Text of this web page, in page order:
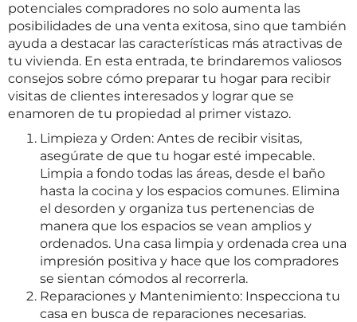
potenciales compradores no solo aumenta las
posibilidades de una venta exitosa, sino que también
ayuda a destacar las características más atractivas de
tu vivienda. En esta entrada, te brindaremos valiosos
consejos sobre cómo preparar tu hogar para recibir
visitas de clientes interesados y lograr que se
enamoren de tu propiedad al primer vistazo.
Limpieza y Orden: Antes de recibir visitas,
asegúrate de que tu hogar esté impecable.
Limpia a fondo todas las áreas, desde el baño
hasta la cocina y los espacios comunes. Elimina
el desorden y organiza tus pertenencias de
manera que los espacios se vean amplios y
ordenados. Una casa limpia y ordenada crea una
impresión positiva y hace que los compradores
se sientan cómodos al recorrerla.
Reparaciones y Mantenimiento: Inspecciona tu
casa en busca de reparaciones necesarias.